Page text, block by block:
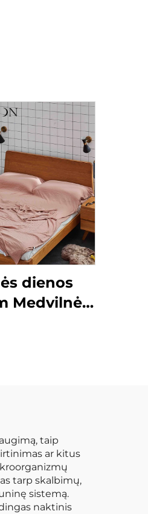
dienos
Medvilnės
taip
ar kitus
tarp skalbimų,
sistemą.
naktinis